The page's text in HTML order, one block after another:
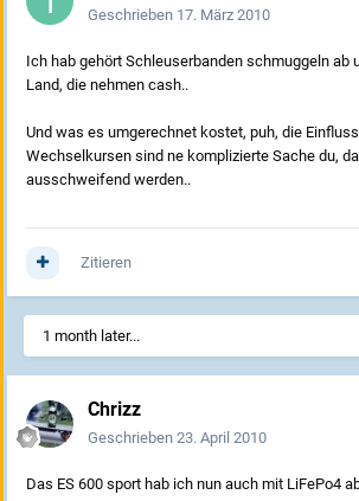
Geschrieben 17. März 2010
Ich hab gehört Schleuserbanden schmuggeln ab
Land, die nehmen cash..
Und was es umgerechnet kostet, puh, die
Wechselkursen sind ne komplizierte Sache du,
ausschweifend werden..
Zitieren
1 month later...
Chrizz
Geschrieben 23. April 2010
Das ES 600 sport hab ich nun auch mit LiFePo4